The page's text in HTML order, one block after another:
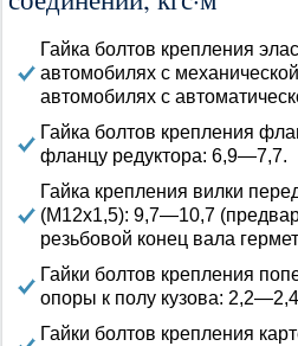
Гайка болтов крепления
автомобилях с
автомобилях с
Гайка болтов крепления
фланцу редуктора: 6,9—7,7.
Гайка крепления вилки
(М12х1,5): 9,7—10,7
резьбовой конец вала
Гайки болтов крепления
опоры к полу кузова:
Гайки болтов крепления